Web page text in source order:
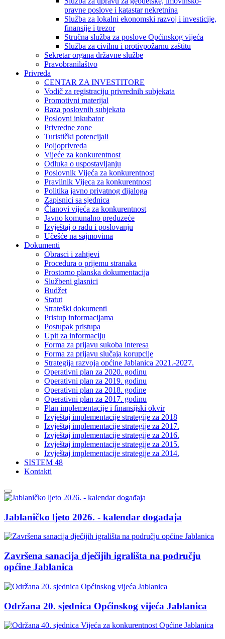
pravne poslove i katastar nekretnina
Služba za lokalni ekonomski razvoj i investicije,
finansije i trezor
Stručna služba za poslove Općinskog vijeća
Služba za civilnu i protivpožarnu zaštitu
Sekretar organa državne službe
Pravobranilaštvo
Privreda
CENTAR ZA INVESTITORE
Vodič za registraciju privrednih subjekata
Promotivni materijal
Baza poslovnih subjekata
Poslovni inkubator
Privredne zone
Turistički potencijali
Poljoprivreda
Vijeće za konkurentnost
Odluka o uspostavljanju
Poslovnik Vijeća za konkurentnost
Pravilnik Vijeca za konkurentnost
Politika javno privatnog dijaloga
Zapisnici sa sjednica
Članovi vijeća za konkurentnost
Javno komunalno preduzeće
Izvještaj o radu i poslovanju
Učešće na sajmovima
Dokumenti
Obrasci i zahtjevi
Procedura o prijemu stranaka
Prostorno planska dokumentacija
Službeni glasnici
Budžet
Statut
Strateški dokumenti
Pristup informacijama
Postupak pristupa
Upit za informaciju
Forma za prijavu sukoba interesa
Forma za prijavu slučaja korupcije
Strategija razvoja općine Jablanica 2021.-2027.
Operativni plan za 2020. godinu
Operativni plan za 2019. godinu
Operativni plan za 2018. godine
Operativni plan za 2017. godinu
Plan implementacije i finansijski okvir
Izvještaj implementacije strategije za 2018
Izvještaj implementacije strategije za 2017.
Izvještaj implementacije strategije za 2016.
Izvještaj implementacije strategije za 2015.
Izvještaj implementacije strategije za 2014.
SISTEM 48
Kontakti
Jablaničko ljeto 2026. - kalendar događaja
Završena sanacija dječijih igrališta na području
općine Jablanica
Održana 20. sjednica Općinskog vijeća Jablanica